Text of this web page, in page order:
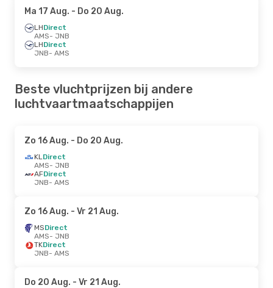
Ma 17 Aug. - Do 20 Aug.
LHDirect
AMS- JNB
LHDirect
JNB- AMS
Beste vluchtprijzen bij andere
luchtvaartmaatschappijen
Zo 16 Aug. - Do 20 Aug.
KLDirect
AMS- JNB
AFDirect
JNB- AMS
Zo 16 Aug. - Vr 21 Aug.
MSDirect
AMS- JNB
TKDirect
JNB- AMS
Do 20 Aug. - Vr 21 Aug.